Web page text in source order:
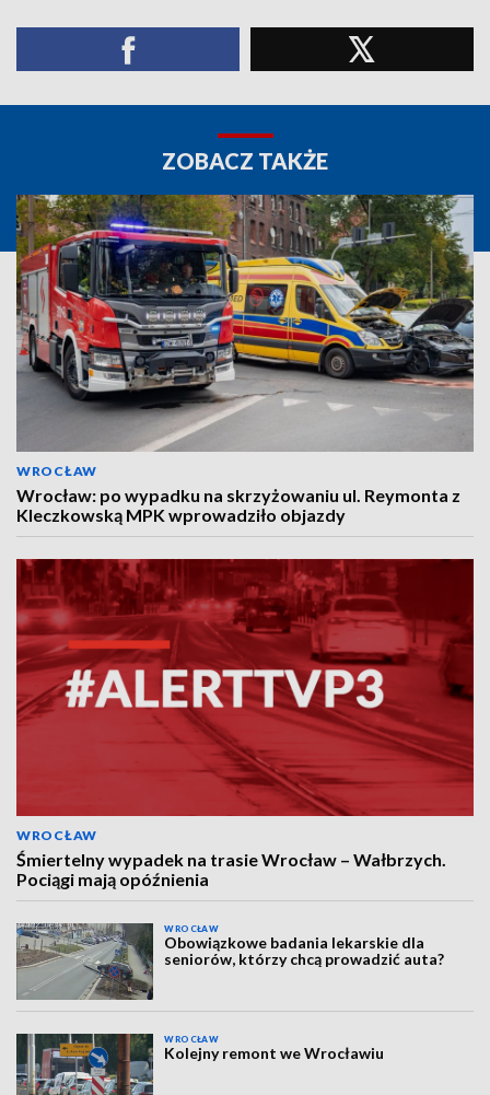
ZOBACZ TAKŻE
WROCŁAW
Wrocław: po wypadku na skrzyżowaniu ul. Reymonta z
Kleczkowską MPK wprowadziło objazdy
WROCŁAW
Śmiertelny wypadek na trasie Wrocław – Wałbrzych.
Pociągi mają opóźnienia
WROCŁAW
Obowiązkowe badania lekarskie dla
seniorów, którzy chcą prowadzić auta?
WROCŁAW
Kolejny remont we Wrocławiu